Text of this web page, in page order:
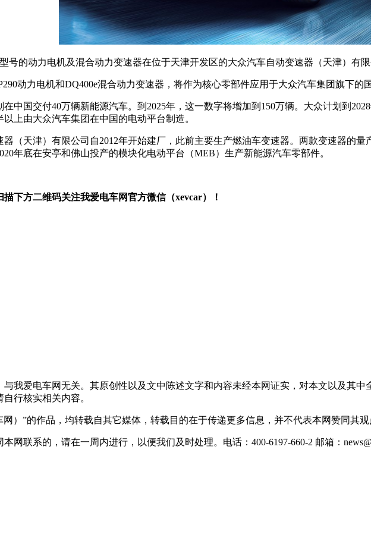
号的动力电机及混合动力变速器在位于天津开发区的大众汽车自动变速器（天津）有
动力电机和DQ400e混合动力变速器，将作为核心零部件应用于大众汽车集团旗下的
中国交付40万辆新能源汽车。到2025年，这一数字将增加到150万辆。大众计划到
上由大众汽车集团在中国的电动平台制造。
（天津）有限公司自2012年开始建厂，此前主要生产燃油车变速器。两款变速器的
年底在安亭和佛山投产的模块化电动平台（MEB）生产新能源汽车零部件。
下方二维码关注我爱电车网官方微信（xevcar）！
我爱电车网无关。其原创性以及文中陈述文字和内容未经本网证实，对本文以及其
行核实相关内容。
）”的作品，均转载自其它媒体，转载目的在于传递更多信息，并不代表本网赞同其观
网联系的，请在一周内进行，以便我们及时处理。电话：400-6197-660-2 邮箱：